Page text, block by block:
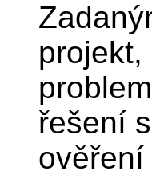
řešení